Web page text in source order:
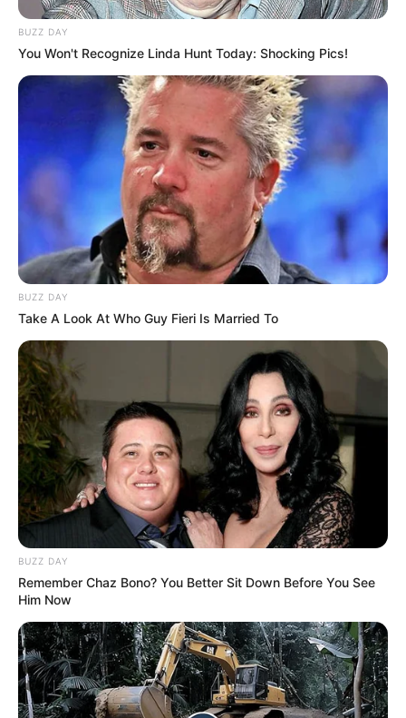
ดวงรายวัน 13 กันยายน 2565
13 ก.ย. 2022
ดวงรายวัน 12 กันยายน 2565
12 ก.ย. 2022
BUZZ DAY
You Won't Recognize Linda Hunt Today: Shocking Pics!
BUZZ DAY
Take A Look At Who Guy Fieri Is Married To
BUZZ DAY
Remember Chaz Bono? You Better Sit Down Before You See
Him Now